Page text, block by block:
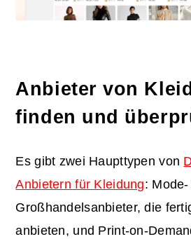
Anbieter von
finden und
Es gibt zwei Haupttypen von
Anbietern für Kleidung: Mode-
Großhandelsanbieter, die
anbieten, und Print-on-